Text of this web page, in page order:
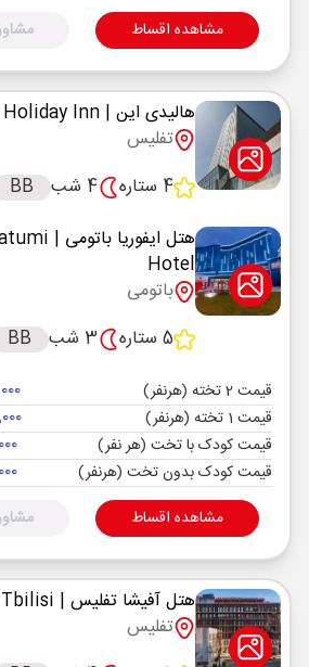
مشاهده اقساط
هالیدی این | Holiday Inn
تفلیس
4 ستاره
4 شب
BB
هتل ایفوریا باتومی
Hotel
باتومی
5 ستاره
3 شب BB
قیمت 2 تخته (هرنفر)
قیمت 1 تخته (هرنفر)
قیمت کودک با تخت (هر نفر)
قیمت کودک بدون تخت (هرنفر)
مشاهده اقساط
هتل آفیشا تفلیس | Afisha Hotel Tbilisi
تفلیس